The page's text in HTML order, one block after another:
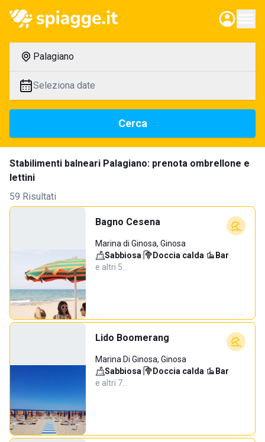
Palagiano
Seleziona date
Cerca
Stabilimenti balneari Palagiano: prenota ombrellone e
lettini
59 Risultati
Bagno Cesena
Marina di Ginosa, Ginosa
Sabbiosa· Doccia calda· Bar·
e altri 5…
Lido Boomerang
Marina Di Ginosa, Ginosa
Sabbiosa· Doccia calda· Bar·
e altri 7…